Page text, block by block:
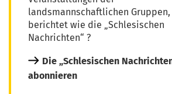
landsmannschaftlichen Gruppen,
berichtet wie die „Schlesischen
Nachrichten“ ?
Die „Schlesischen
abonnieren